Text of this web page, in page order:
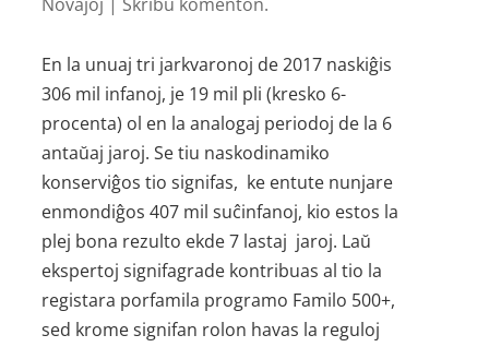
En la unuaj tri jarkvaronoj de 2017 naskiĝis
306 mil infanoj, je 19 mil pli (kresko 6-
procenta) ol en la analogaj periodoj de la 6
antaŭaj jaroj. Se tiu naskodinamiko
konserviĝos tio signifas, ke entute nunjare
enmondiĝos 407 mil suĉinfanoj, kio estos la
plej bona rezulto ekde 7 lastaj jaroj. Laŭ
ekspertoj signifagrade kontribuas al tio la
registara porfamila programo Familo 500+,
sed krome signifan rolon havas la reguloj